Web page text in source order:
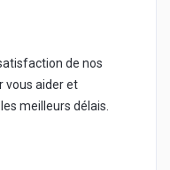
de nos
vous aider et
meilleurs délais.